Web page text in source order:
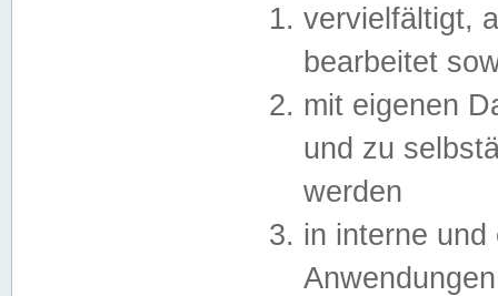
vervielfältigt,
bearbeitet
mit eigenen
und zu
werden
in interne